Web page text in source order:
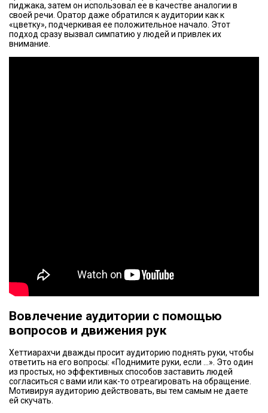
пиджака, затем он использовал ее в качестве аналогии в
своей речи. Оратор даже обратился к аудитории как к
«цветку», подчеркивая ее положительное начало. Этот
подход сразу вызвал симпатию у людей и привлек их
внимание.
Вовлечение аудитории с помощью
вопросов и движения рук
Хеттиарахчи дважды просит аудиторию поднять руки, чтобы
ответить на его вопросы: «Поднимите руки, если …». Это один
из простых, но эффективных способов заставить людей
согласиться с вами или как-то отреагировать на обращение.
Мотивируя аудиторию действовать, вы тем самым не даете
ей скучать.